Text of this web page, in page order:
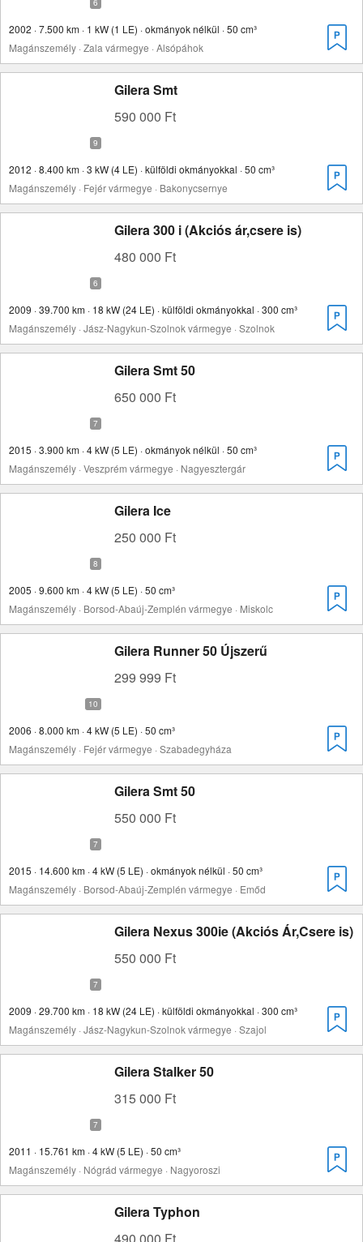
2002 · 7.500 km · 1 kW (1 LE) · okmányok nélkül · 50 cm³
Magánszemély · Zala vármegye · Alsópáhok
Gilera Smt
590 000 Ft
2012 · 8.400 km · 3 kW (4 LE) · külföldi okmányokkal · 50 cm³
Magánszemély · Fejér vármegye · Bakonycsernye
Gilera 300 i (Akciós ár,csere is)
480 000 Ft
2009 · 39.700 km · 18 kW (24 LE) · külföldi okmányokkal · 300 cm³
Magánszemély · Jász-Nagykun-Szolnok vármegye · Szolnok
Gilera Smt 50
650 000 Ft
2015 · 3.900 km · 4 kW (5 LE) · okmányok nélkül · 50 cm³
Magánszemély · Veszprém vármegye · Nagyesztergár
Gilera Ice
250 000 Ft
2005 · 9.600 km · 4 kW (5 LE) · 50 cm³
Magánszemély · Borsod-Abaúj-Zemplén vármegye · Miskolc
Gilera Runner 50 Újszerű
299 999 Ft
2006 · 8.000 km · 4 kW (5 LE) · 50 cm³
Magánszemély · Fejér vármegye · Szabadegyháza
Gilera Smt 50
550 000 Ft
2015 · 14.600 km · 4 kW (5 LE) · okmányok nélkül · 50 cm³
Magánszemély · Borsod-Abaúj-Zemplén vármegye · Emőd
Gilera Nexus 300ie (Akciós Ár,Csere is)
550 000 Ft
2009 · 29.700 km · 18 kW (24 LE) · külföldi okmányokkal · 300 cm³
Magánszemély · Jász-Nagykun-Szolnok vármegye · Szajol
Gilera Stalker 50
315 000 Ft
2011 · 15.761 km · 4 kW (5 LE) · 50 cm³
Magánszemély · Nógrád vármegye · Nagyoroszi
Gilera Typhon